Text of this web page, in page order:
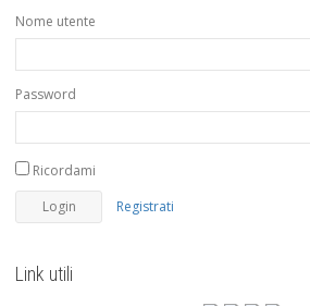
Nome utente
Password
Ricordami
Registrati
Link utili